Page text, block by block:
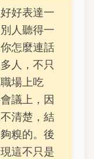
好表達一
人聽得一
怎麼連話
人，不只
場上吃
議上，因
清楚，結
糗的。後
這不只是